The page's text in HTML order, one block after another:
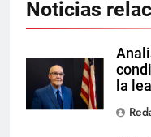
Noticias
la